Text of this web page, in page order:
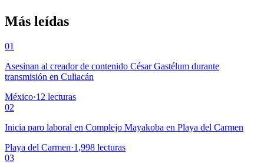
Más leídas
01
Asesinan al creador de contenido César Gastélum durante
transmisión en Culiacán
México·12 lecturas
02
Inicia paro laboral en Complejo Mayakoba en Playa del Carmen
Playa del Carmen·1,998 lecturas
03